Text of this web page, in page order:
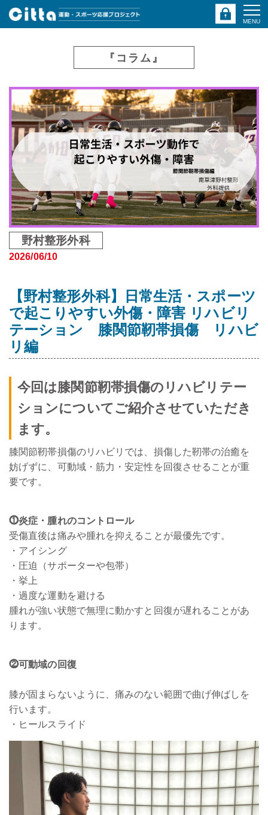
MENU
『コラム』
野村整形外科
2026/06/10
【野村整形外科】日常生活・スポーツ
で起こりやすい外傷・障害 リハビリ
テーション 膝関節靭帯損傷 リハビ
リ編
今回は膝関節靭帯損傷のリハビリテー
ションについてご紹介させていただき
ます。
膝関節靭帯損傷のリハビリでは、損傷した靭帯の治癒を
妨げずに、可動域・筋力・安定性を回復させることが重
要です。
⓵炎症・腫れのコントロール
受傷直後は痛みや腫れを抑えることが最優先です。
・アイシング
・圧迫（サポーターや包帯）
・挙上
・過度な運動を避ける
腫れが強い状態で無理に動かすと回復が遅れることがあ
ります。
⓶可動域の回復
膝が固まらないように、痛みのない範囲で曲げ伸ばしを
行います。
・ヒールスライド